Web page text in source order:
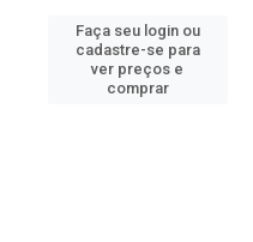
Faça seu login ou
cadastre-se para
ver preços e
comprar